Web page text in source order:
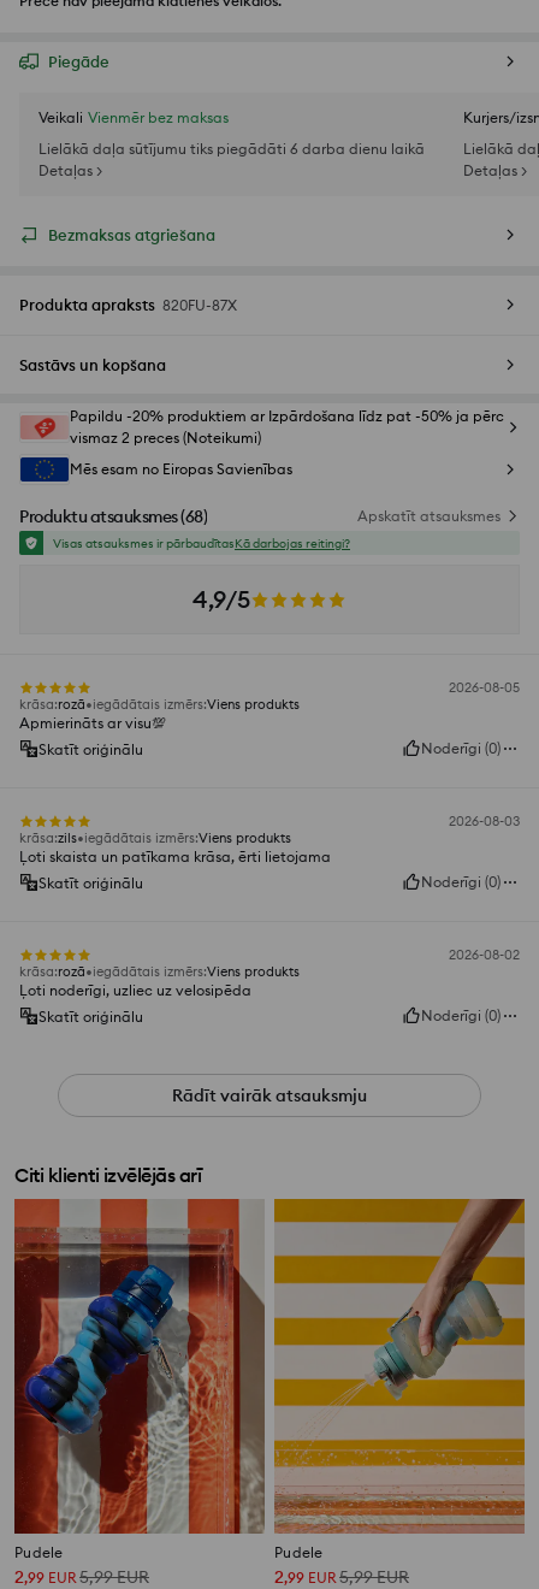
Piegāde
Veikali Vienmēr bez maksas
Lielākā daļa sūtījumu tiks piegādāti 6 darba dienu laikā
Detaļas >
Kurjers/
Lielākā
Detaļas >
Bezmaksas atgriešana
Produkta apraksts 820FU-87X
Sastāvs un kopšana
Papildu -20% produktiem ar Izpārdošana līdz pat -50% ja pērc
vismaz 2 preces (Noteikumi)
Mēs esam no Eiropas Savienības
Produktu atsauksmes(68) Apskatīt atsauksmes
Visas atsauksmes ir pārbaudītasKā darbojas reitingi?
4,9/5
2026-08-05
krāsa:rozā iegādātais izmērs:Viens produkts
Apmierināts ar visu💯
Skatīt oriģinālu
Noderīgi (0)
2026-08-03
krāsa:zils iegādātais izmērs:Viens produkts
Ļoti skaista un patīkama krāsa, ērti lietojama
Skatīt oriģinālu
Noderīgi (0)
2026-08-02
krāsa:rozā iegādātais izmērs:Viens produkts
Ļoti noderīgi, uzliec uz velosipēda
Skatīt oriģinālu
Noderīgi (0)
Rādīt vairāk atsauksmju
Citi klienti izvēlējās arī
Pudele
2,99 EUR5,99EUR
Pudele
2,99 EUR5,99EUR